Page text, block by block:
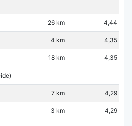
26 km 4,44
4 km 4,35
18 km 4,35
7 km 4,29
3 km 4,29